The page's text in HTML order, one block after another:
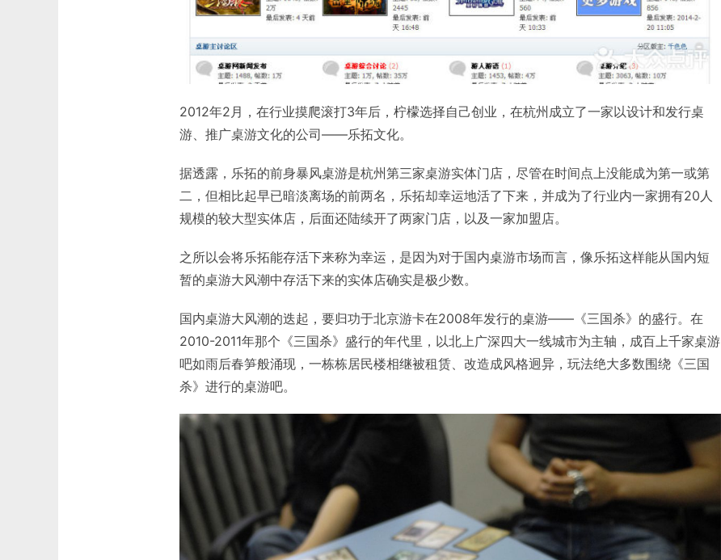
2012年2月，在行业摸爬滚打3年后，柠檬选择自己创业，在杭州成立了一家以设计和发行桌
游、推广桌游文化的公司——乐拓文化。
据透露，乐拓的前身暴风桌游是杭州第三家桌游实体门店，尽管在时间点上没能成为第一或第
二，但相比起早已暗淡离场的前两名，乐拓却幸运地活了下来，并成为了行业内一家拥有20人
规模的较大型实体店，后面还陆续开了两家门店，以及一家加盟店。
之所以会将乐拓能存活下来称为幸运，是因为对于国内桌游市场而言，像乐拓这样能从国内短
暂的桌游大风潮中存活下来的实体店确实是极少数。
国内桌游大风潮的迭起，要归功于北京游卡在2008年发行的桌游——《三国杀》的盛行。在
2010-2011年那个《三国杀》盛行的年代里，以北上广深四大一线城市为主轴，成百上千家桌游
吧如雨后春笋般涌现，一栋栋居民楼相继被租赁、改造成风格迥异，玩法绝大多数围绕《三国
杀》进行的桌游吧。